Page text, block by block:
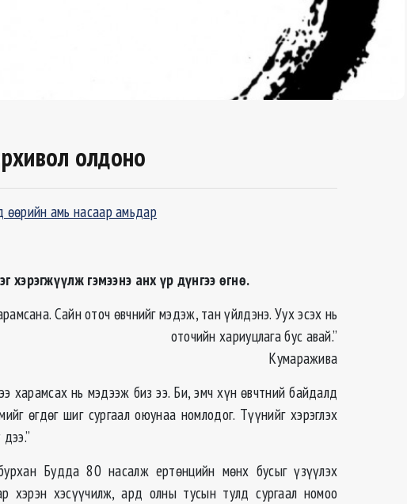
олдоно
өөрийн амь насаар амьдар
хэрэгжүүлж гэмээнэ анх үр дүнгээ өгнө.
Сайн оточ өвчнийг мэдэж, тан үйлдэнэ. Уух эсэх нь
оточийн хариуцлага бус авай.”
Кумаражива
харамсах нь мэдээж биз ээ. Би, эмч хүн өвчтний байдалд
өгдөг шиг сургаал оюунаа номлодог. Түүнийг хэрэглэх
Будда 80 насалж ертөнцийн мөнх бусыг үзүүлэх
хэрэн хэсүүчилж, ард олны тусын тулд сургаал номоо